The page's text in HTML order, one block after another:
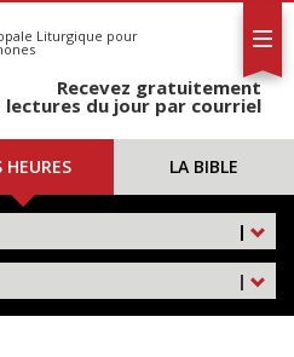
Liturgique pour
Recevez gratuitement
lectures du jour par courriel
HEURES LA BIBLE
|
|